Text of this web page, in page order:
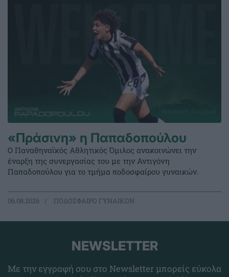
«Πράσινη» η Παπαδοπούλου
Ο Παναθηναϊκός Αθλητικός Όμιλος ανακοινώνει την
έναρξη της συνεργασίας του με την Αντιγόνη
Παπαδοπούλου για το τμήμα ποδοσφαίρου γυναικών.
06.08.2026 ΠΟΔΟΣΦΑΙΡΟ ΓΥΝΑΙΚΩΝ
NEWSLETTER
Με την εγγραφή σου στο Newsletter μπορείς εύκολα